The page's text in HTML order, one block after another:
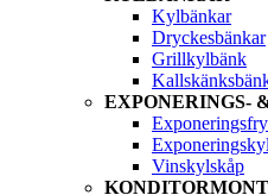
Kylbänkar
Dryckesbänkar
Grillkylbänk
EXPONERINGS-
Exponeringskyl
Vinskylskåp